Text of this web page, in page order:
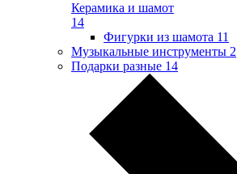
Керамика и шамот
14
Фигурки из шамота 11
Музыкальные инструменты 2
Подарки разные 14